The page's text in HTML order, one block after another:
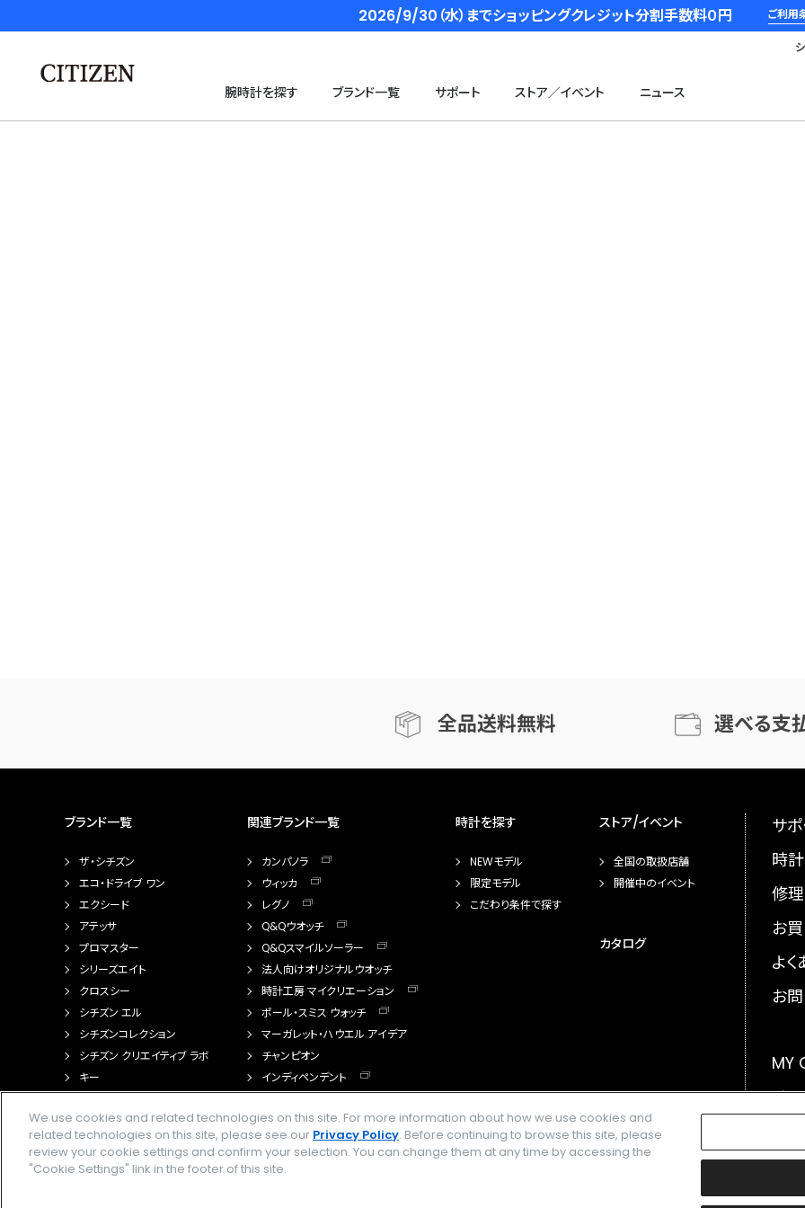
2026/9/30（水）までショッピングクレジット分割手数料０円 ご利用
腕時計を探す ブランド一覧 サポート ストア／イベント ニュース
全品送料無料 選べる支
ブランド一覧
ザ・シチズン
エコ・ドライブ ワン
エクシード
アテッサ
プロマスター
シリーズエイト
クロスシー
シチズン エル
シチズンコレクション
シチズン クリエイティブ ラボ
キー
関連ブランド一覧
カンパノラ
ウィッカ
レグノ
Q&Qウオッチ
Q&Qスマイルソーラー
法人向けオリジナルウオッチ
時計工房 マイクリエーション
ポール・スミス ウォッチ
マーガレット・ハウエル アイデア
チャンピオン
インディペンデント
時計を探す
NEWモデル
限定モデル
こだわり条件で探す
ストア/イベント
全国の取扱店舗
開催中のイベント
カタログ
サ
時
修理
お
よ
お
MY
メ
We use cookies and related technologies on this site. For more information about how we use cookies and
related technologies on this site, please see our Privacy Policy. Before continuing to browse this site, please
review your cookie settings and confirm your selection. You can change them at any time by accessing the
"Cookie Settings" link in the footer of this site.